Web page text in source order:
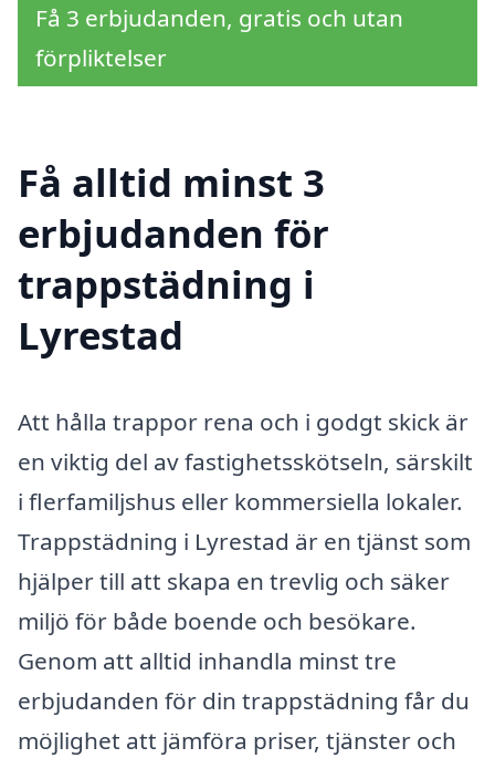
Få 3 erbjudanden, gratis och utan
förpliktelser
Få alltid minst 3
erbjudanden för
trappstädning i
Lyrestad
Att hålla trappor rena och i godgt skick är
en viktig del av fastighetsskötseln, särskilt
i flerfamiljshus eller kommersiella lokaler.
Trappstädning i Lyrestad är en tjänst som
hjälper till att skapa en trevlig och säker
miljö för både boende och besökare.
Genom att alltid inhandla minst tre
erbjudanden för din trappstädning får du
möjlighet att jämföra priser, tjänster och